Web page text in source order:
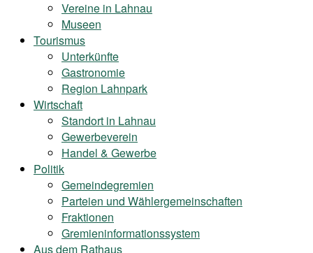
Vereine in Lahnau
Museen
Tourismus
Unterkünfte
Gastronomie
Region Lahnpark
Wirtschaft
Standort in Lahnau
Gewerbeverein
Handel & Gewerbe
Politik
Gemeindegremien
Parteien und Wählergemeinschaften
Fraktionen
Gremieninformationssystem
Aus dem Rathaus